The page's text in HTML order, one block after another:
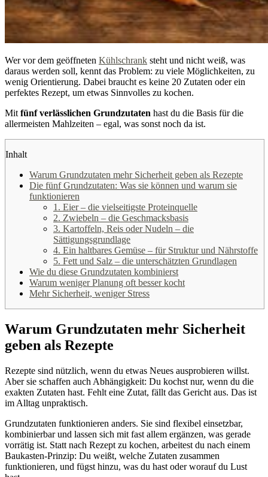
Wer vor dem geöffneten Kühlschrank steht und nicht weiß, was
daraus werden soll, kennt das Problem: zu viele Möglichkeiten, zu
wenig Orientierung. Dabei braucht es keine 20 Zutaten oder ein
perfektes Rezept, um etwas Sinnvolles zu kochen.
Mit fünf verlässlichen Grundzutaten hast du die Basis für die
allermeisten Mahlzeiten – egal, was sonst noch da ist.
Inhalt
Warum Grundzutaten mehr Sicherheit geben als Rezepte
Die fünf Grundzutaten: Was sie können und warum sie
funktionieren
1. Eier – die vielseitigste Proteinquelle
2. Zwiebeln – die Geschmacksbasis
3. Kartoffeln, Reis oder Nudeln – die
Sättigungsgrundlage
4. Ein haltbares Gemüse – für Struktur und Nährstoffe
5. Fett und Salz – die unterschätzten Grundlagen
Wie du diese Grundzutaten kombinierst
Warum weniger Planung oft besser kocht
Mehr Sicherheit, weniger Stress
Warum Grundzutaten mehr Sicherheit
geben als Rezepte
Rezepte sind nützlich, wenn du etwas Neues ausprobieren willst.
Aber sie schaffen auch Abhängigkeit: Du kochst nur, wenn du die
exakten Zutaten hast. Fehlt eine Zutat, fällt das Gericht aus. Das ist
im Alltag unpraktisch.
Grundzutaten funktionieren anders. Sie sind flexibel einsetzbar,
kombinierbar und lassen sich mit fast allem ergänzen, was gerade
vorrätig ist. Statt nach Rezept zu kochen, arbeitest du nach einem
Baukasten-Prinzip: Du weißt, welche Zutaten zusammen
funktionieren, und fügst hinzu, was du hast oder worauf du Lust